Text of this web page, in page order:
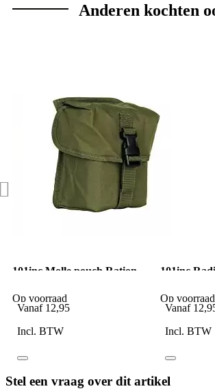
Anderen kochten
101inc Molle pouch Ration
Op voorraad
Vanaf 12,95
Incl. BTW
101inc
Op voorraad
Vanaf
Incl. BTW
Stel een vraag over dit artikel